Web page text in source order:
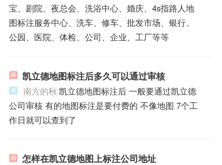
宝、剧院、夜总会、洗浴中心、婚庆、4s指路人地
图标注服务中心、洗车、修车、批发市场、银行、
公园、医院、体检、公司、企业、工厂等等
凯立德地图标注后多久可以通过审核
南方的秋 凯立德地图标注后 一般要通过凯立德
公司审核 有的地图标注是要付费的 不像地图 7个工
作日就可以查到了
怎样在凯立德地图上标注公司地址